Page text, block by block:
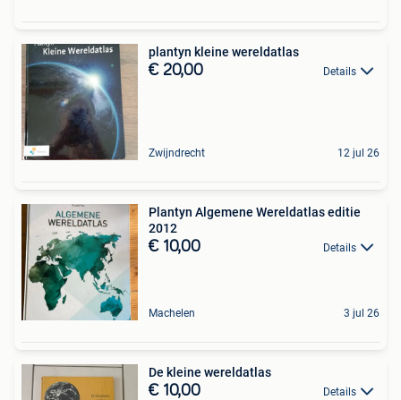
plantyn kleine wereldatlas
€ 20,00 Details
Zwijndrecht 12 jul 26
Plantyn Algemene Wereldatlas editie
2012
€ 10,00 Details
Machelen 3 jul 26
De kleine wereldatlas
€ 10,00 Details